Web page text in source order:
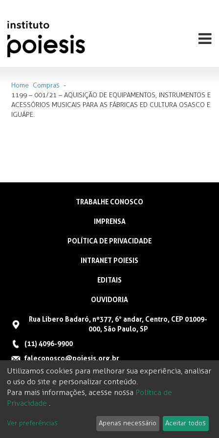
Home Compras -
1199 – 001/21 – AQUISIÇÃO DE EQUIPAMENTOS, INSTRUMENTOS E
ACESSÓRIOS MUSICAIS PARA AS FÁBRICAS ED CULTURA OSASCO E
IGUÁPE.
TRABALHE CONOSCO
IMPRENSA
POLÍTICA DE PRIVACIDADE
INTRANET POIESIS
EDITAIS
OUVIDORIA
Rua Libero Badaró, nº377, 6° andar, Centro, CEP 01009-
000, São Paulo, SP
(11) 4096-9900
faleconosco@poiesis.org.br
Utilizamos cookies para melhorar sua experiência, analisar
o uso do site e personalizar conteúdo.
Para mais informações, acesse nossa Política de
Privacidade .
Ver preferências Apenas necessário Aceitar todos